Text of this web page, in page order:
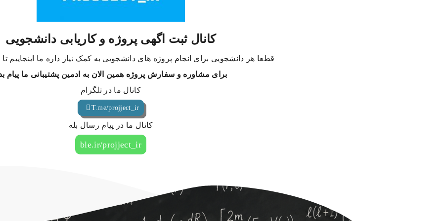
کانال ثبت اگهی پروژه و کاریابی دانشجویی
قطعا هر دانشجویی برای انجام پروژه های دانشجویی به کمک نیاز داره ما اینجاییم
برای مشاوره و سفارش پروژه همین الان به ادمین پشتیبانی ما پیام
کانال ما در تلگرام
T.me/projject_ir
کانال ما در پیام رسال بله
ble.ir/projject_ir